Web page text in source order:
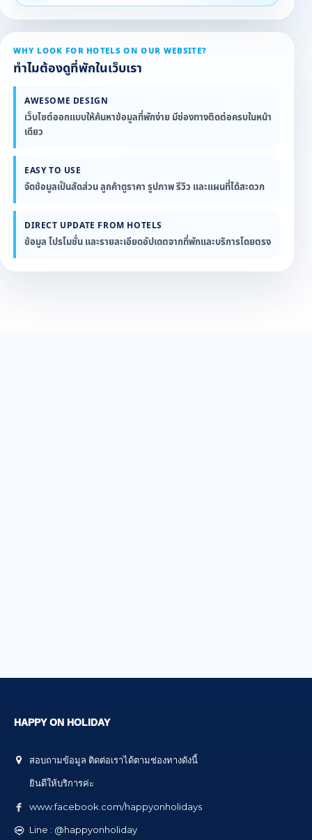
WHY LOOK FOR HOTELS ON OUR WEBSITE?
ทำไมต้องดูที่พักในเว็บเรา
AWESOME DESIGN
เว็บไซต์ออกแบบให้ค้นหาข้อมูลที่พักง่าย มีช่องทางติดต่อครบในหน้า
เดียว
EASY TO USE
จัดข้อมูลเป็นสัดส่วน ลูกค้าดูราคา รูปภาพ รีวิว และแผนที่ได้สะดวก
DIRECT UPDATE FROM HOTELS
ข้อมูล โปรโมชั่น และรายละเอียดอัปเดตจากที่พักและบริการโดยตรง
HAPPY ON HOLIDAY
สอบถามข้อมูล ติดต่อเราได้ตามช่องทางดังนี้
ยินดีให้บริการค่ะ
www.facebook.com/happyonholidays
Line : @happyonholiday